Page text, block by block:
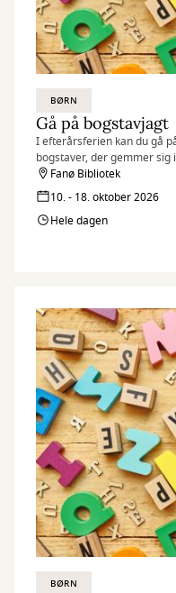
BØRN
Gå på bogstavjagt
I efterårsferien kan du gå
bogstaver, der gemmer
Fanø Bibliotek
10. - 18. oktober 2026
Hele dagen
BØRN